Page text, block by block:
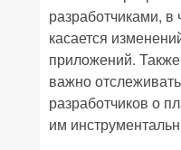
разработчиками, в
касается
приложений.
важно
разработчиков о
им